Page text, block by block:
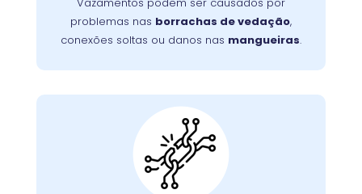
problemas nas borrachas de vedação,
conexões soltas ou danos nas mangueiras.
aumentar o consumo de água.
Máquina Com
Resistência
Queimada: